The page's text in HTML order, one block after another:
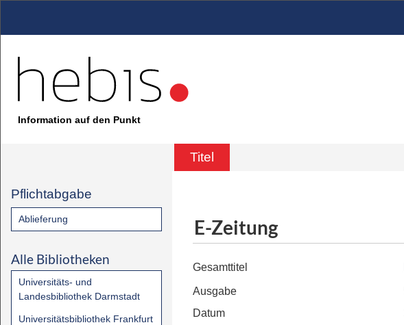
Information auf den Punkt
Titel
Pflichtabgabe
Ablieferung
Alle Bibliotheken
Universitäts- und
Landesbibliothek Darmstadt
Universitätsbibliothek Frankfurt
E-Zeitung
Gesamttitel
Ausgabe
Datum